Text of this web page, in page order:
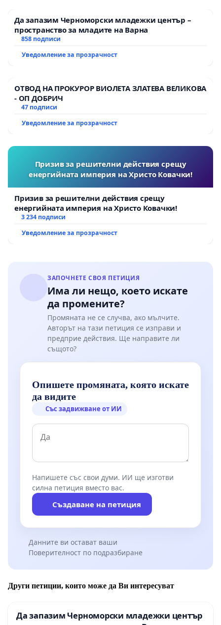
Да запазим Черноморски младежки център –
пространство за младите на Варна
858 подписи
Уведомление за прозрачност
ОТВОД НА ПРОКУРОР ВИОЛЕТА ЗЛАТЕВА ВЕЛИКОВА
- ОП ДОБРИЧ
47 подписи
Уведомление за прозрачност
Призив за решителни действия срещу
енергийната империя на Христо Ковачки!
Призив за решителни действия срещу
енергийната империя на Христо Ковачки!
3 234 подписи
Уведомление за прозрачност
ЗАПОЧНЕТЕ СВОЯ ПЕТИЦИЯ
Има ли нещо, което искате
да промените?
Промяната не се случва, ако мълчите.
Авторът на тази петиция се изправи и
предприе действия. Ще направите ли
същото?
Опишете промяната, която искате
да видите
Със задвижване от ИИ
Напишете със свои думи. ИИ ще изготви
силна петиция вместо вас.
Създаване на петиция
Данните ви остават ваши
Поверителност по подразбиране
Други петиции, които може да Ви интересуват
Да запазим Черноморски младежки център